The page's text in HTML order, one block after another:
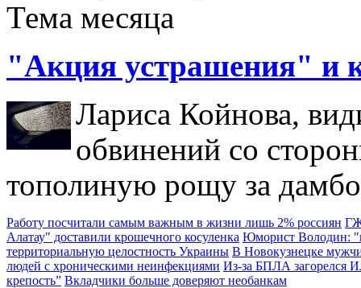
Тема месяца
"Акция устрашения" и
Лариса Койнова,
обвинений со
тополиную рощу за
Работу посчитали самым важным в жизни лишь 2% россиян
Алатау" доставили крошечного косуленка Юморист Володин:
территориальную целостность Украины В Новокузнецке
людей с хроническими неинфекциями Из-за БПЛА загорелся
крепость” Вкладчики больше доверяют необанкам